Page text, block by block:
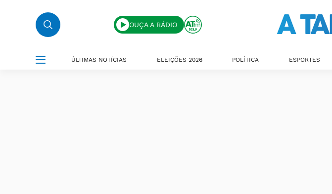
OUÇA A RÁDIO
ÚLTIMAS NOTÍCIAS ELEIÇÕES 2026 POLÍTICA ESPORTES